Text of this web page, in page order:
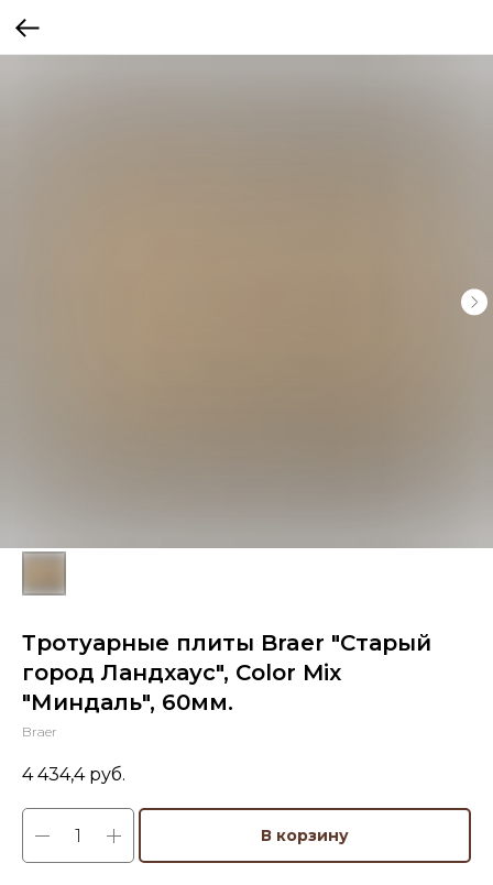
Тротуарные плиты Braer "Старый
город Ландхаус", Color Mix
"Миндаль", 60мм.
Braer
4 434,4 руб.
В корзину